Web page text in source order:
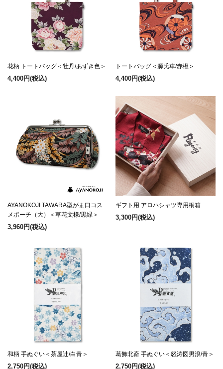
花柄 トートバッグ＜牡丹/あずき色＞
4,400円(税込)
トートバッグ＜源氏車/赤橙＞
4,400円(税込)
AYANOKOJI TAWARA型がま口コス
メポーチ（大）＜草花文様/黒緑＞
3,960円(税込)
ギフト用 アロハシャツ専用桐箱
3,300円(税込)
和柄 手ぬぐい＜茶屋辻/白青＞
2,750円(税込)
葛飾北斎 手ぬぐい＜怒涛図男浪/青＞
2,750円(税込)